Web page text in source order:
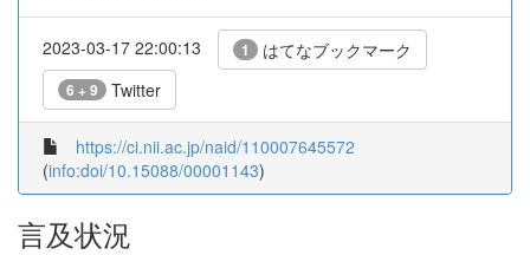
2023-03-17 22:00:13 1 はてなブックマーク
6 + 9 Twitter
https://ci.nii.ac.jp/naid/110007645572
(info:doi/10.15088/00001143)
言及状況